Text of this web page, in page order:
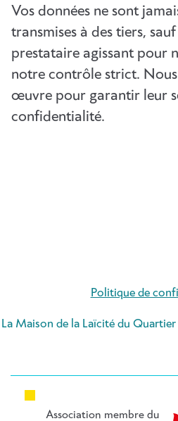
Vos données ne sont
transmises à des tiers,
prestataire agissant pour
notre contrôle strict.
œuvre pour garantir leur
confidentialité.
Politique de
La Maison de la Laïcité du
Association membre du